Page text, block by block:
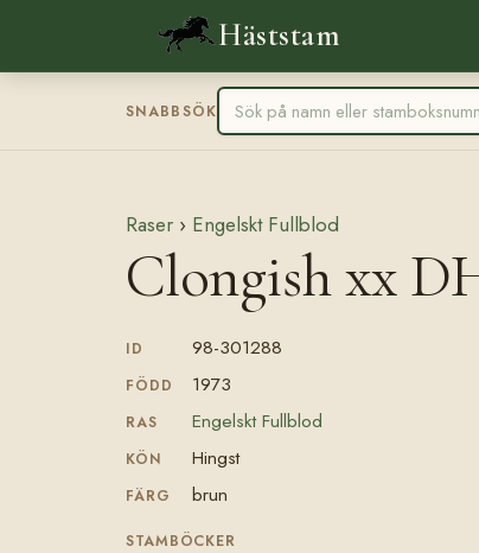
Häststam
SNABBSÖK
Raser › Engelskt Fullblod
Clongish xx
ID 98-301288
FÖDD 1973
RAS Engelskt Fullblod
KÖN Hingst
FÄRG brun
STAMBÖCKER